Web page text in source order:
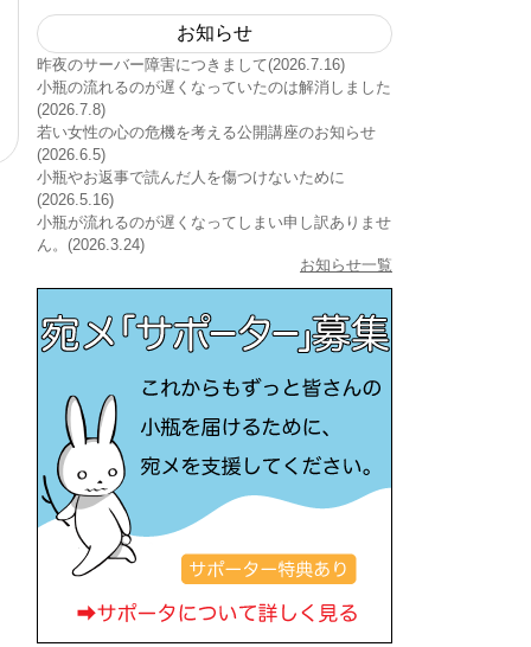
お知らせ
昨夜のサーバー障害につきまして(2026.7.16)
小瓶の流れるのが遅くなっていたのは解消しました
(2026.7.8)
若い女性の心の危機を考える公開講座のお知らせ
(2026.6.5)
小瓶やお返事で読んだ人を傷つけないために
(2026.5.16)
小瓶が流れるのが遅くなってしまい申し訳ありませ
ん。(2026.3.24)
お知らせ一覧